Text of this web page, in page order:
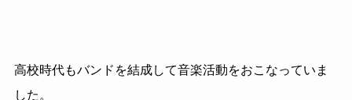
高校時代もバンドを結成して音楽活動をおこなっていま
した。